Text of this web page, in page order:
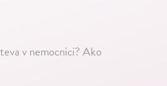
v nemocnici? Ako